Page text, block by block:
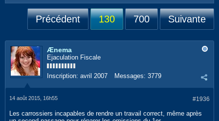
Précédent 130 700 Suivante
Ænema
Ejaculation Fiscale
Inscription: avril 2007 Messages: 3779
#1936
14 août 2015, 16h55
Les carrossiers incapables de rendre un travail correct, même après